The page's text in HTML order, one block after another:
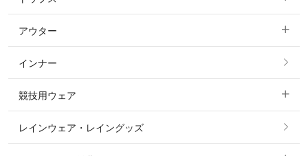
フルグリップ・尻革 キュロット
ニーグリップ・膝革 キュロット
すべてのトップス
ポロシャツ
カットソー・Tシャツ・タンクトップ
アウター
すべてのアウター
コート
ジャケット・ブルゾン
インナー
競技用ウェア
すべての競技用ウェア
レインウェア・レイングッズ